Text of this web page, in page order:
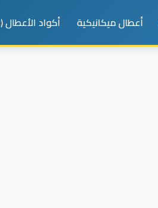
أعطال ميكانيكية أكواد الأعطال (DTC Codes)